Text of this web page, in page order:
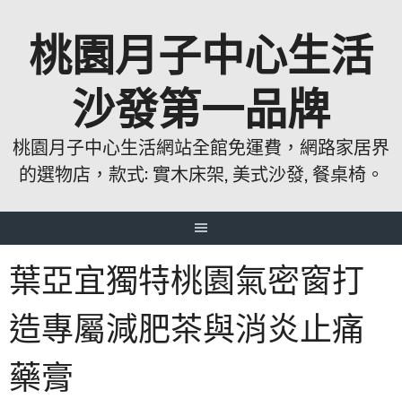
桃園月子中心生活
沙發第一品牌
桃園月子中心生活網站全館免運費，網路家居界
的選物店，款式: 實木床架, 美式沙發, 餐桌椅。
葉亞宜獨特桃園氣密窗打
造專屬減肥茶與消炎止痛
藥膏